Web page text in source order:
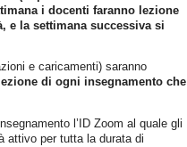
i docenti faranno lezione
e la settimana successiva si
e caricamenti) saranno
di ogni insegnamento che
l’ID Zoom al quale gli
attivo per tutta la durata di